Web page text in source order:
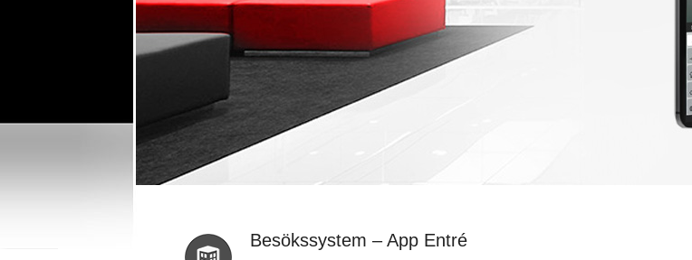
Besökssystem – App Entré